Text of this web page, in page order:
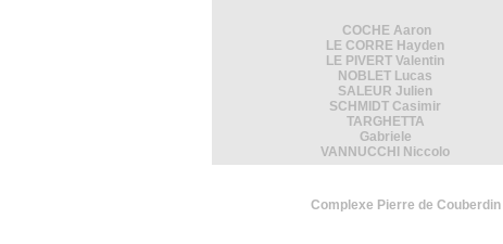
COCHE Aaron
LE CORRE Hayden
LE PIVERT Valentin
NOBLET Lucas
SALEUR Julien
SCHMIDT Casimir
TARGHETTA
Gabriele
VANNUCCHI Niccolo
Complexe Pierre de